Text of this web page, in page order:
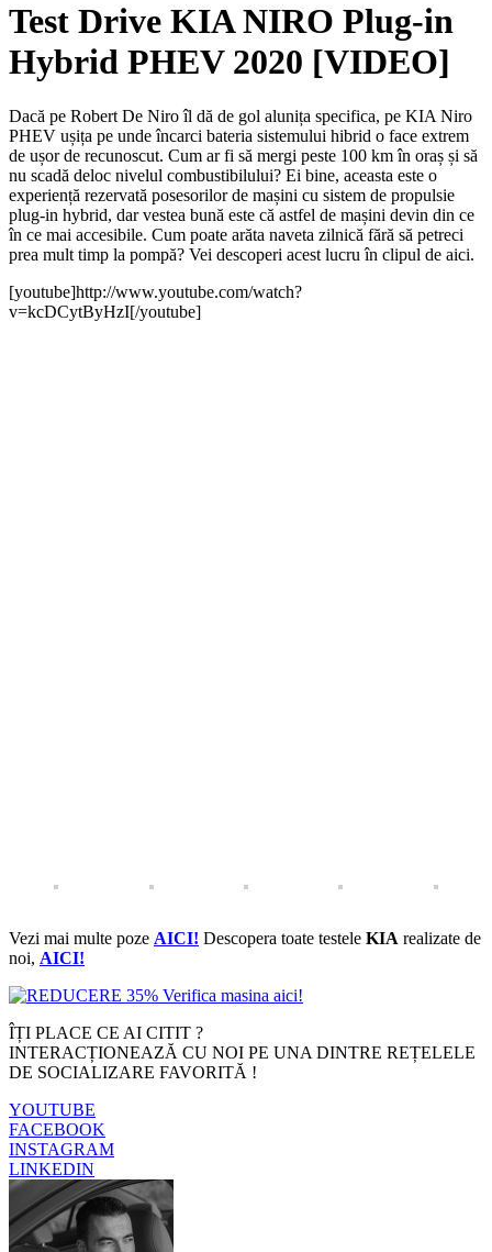
Test Drive KIA NIRO Plug-in
Hybrid PHEV 2020 [VIDEO]
Dacă pe Robert De Niro îl dă de gol alunița specifica, pe KIA Niro
PHEV ușița pe unde încarci bateria sistemului hibrid o face extrem
de ușor de recunoscut. Cum ar fi să mergi peste 100 km în oraș și să
nu scadă deloc nivelul combustibilului? Ei bine, aceasta este o
experiență rezervată posesorilor de mașini cu sistem de propulsie
plug-in hybrid, dar vestea bună este că astfel de mașini devin din ce
în ce mai accesibile. Cum poate arăta naveta zilnică fără să petreci
prea mult timp la pompă? Vei descoperi acest lucru în clipul de aici.
[youtube]http://www.youtube.com/watch?
v=kcDCytByHzI[/youtube]
Vezi mai multe poze AICI! Descopera toate testele KIA realizate de
noi, AICI!
ÎȚI PLACE CE AI CITIT ?
INTERACȚIONEAZĂ CU NOI PE UNA DINTRE REȚELELE
DE SOCIALIZARE FAVORITĂ !
YOUTUBE
FACEBOOK
INSTAGRAM
LINKEDIN